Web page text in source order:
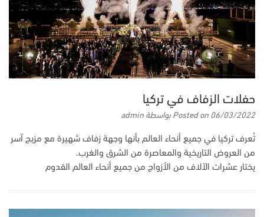
حفلات الزفاف في تركيا
Posted on06/03/2022 بواسطةadmin
تُعرف تركيا في جميع أنحاء العالم بأنها وجهة زفاف شهيرة مع مزيج آسر
من العروض التاريخية والمعاصرة من الشرق والغرب.
يختار عشرات الآلاف من الأزواج من جميع أنحاء العالم القدوم